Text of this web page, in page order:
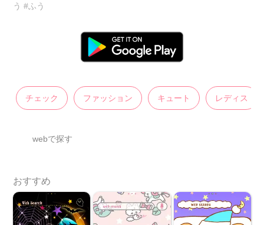
う #ふう
チェック ファッション キュート レディス
webで探す
おすすめ